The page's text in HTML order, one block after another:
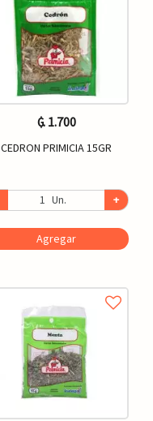
₲. 1.700
CEDRON PRIMICIA 15GR
Un. +
Agregar